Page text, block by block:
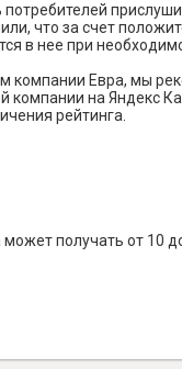
что за счет
в нее при
компании Евра, мы
компании на Яндекс
рейтинга.
получать от 10